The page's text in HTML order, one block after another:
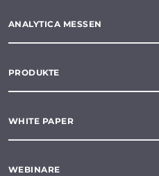
ANALYTICA MESSEN
PRODUKTE
WHITE PAPER
WEBINARE